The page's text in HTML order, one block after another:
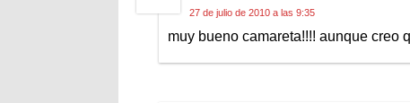
27 de julio de 2010 a las 9:35
muy bueno camareta!!!! aunque creo